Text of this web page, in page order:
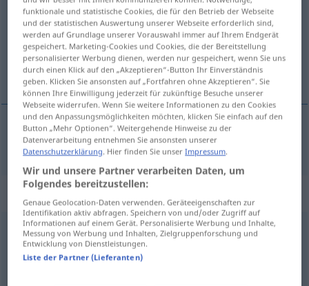
Übersicht aller Übersetzungen
(Für mehr Details die Übersetzung anklicken/antippen)
Sadismus
Sadismusm sadismo
Synonyme für "sadismo"
encarnizamiento,ensañamiento,saña,salvajismo
ferocidad,atrocidad,encono
funktionale und statistische Cookies, die für den Betrieb der Webseite
und der statistischen Auswertung unserer Webseite erforderlich sind,
werden auf Grundlage unserer Vorauswahl immer auf Ihrem Endgerät
gespeichert. Marketing-Cookies und Cookies, die der Bereitstellung
personalisierter Werbung dienen, werden nur gespeichert, wenn Sie uns
durch einen Klick auf den „Akzeptieren“-Button Ihr Einverständnis
geben. Klicken Sie ansonsten auf „Fortfahren ohne Akzeptieren“. Sie
können Ihre Einwilligung jederzeit für zukünftige Besuche unserer
Webseite widerrufen. Wenn Sie weitere Informationen zu den Cookies
und den Anpassungsmöglichkeiten möchten, klicken Sie einfach auf den
Button „Mehr Optionen“. Weitergehende Hinweise zu der
Datenverarbeitung entnehmen Sie ansonsten unserer
Datenschutzerklärung. Hier finden Sie unserImpressum.
Wir und unsere Partner verarbeiten Daten, um
Folgendes bereitzustellen:
Genaue Geolocation-Daten verwenden. Geräteeigenschaften zur
Identifikation aktiv abfragen. Speichern von und/oder Zugriff auf
Informationen auf einem Gerät. Personalisierte Werbung und Inhalte,
Messung von Werbung und Inhalten, Zielgruppenforschung und
Entwicklung von Dienstleistungen.
Liste der Partner (Lieferanten)